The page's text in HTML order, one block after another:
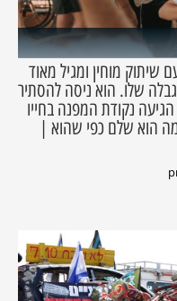
נולד עם שיתוק מוחין ומגיל מאוד
שלו. הוא ניסה להסתיר
נקודת המפנה בחייו
הוא שלם כפי שהוא |